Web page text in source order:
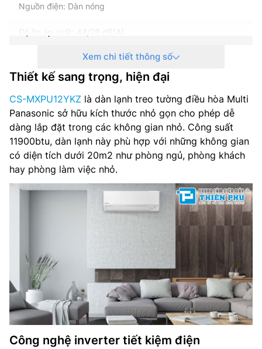
Nguồn điện: Dàn nóng
Độ ồn áp suất: 44/28 dB(A)
Lưu lượng gió: 13.1 m3/phút
Công nghệ Inverter: Có
Công nghệ Nanoe X: Có
Công nghệ NanoeG: Có
Kích thước sản phẩm(RxCxD): 770 x 290 x 209 mm
Trọng lượng sản phẩm: 8 kg
Đường kính ống(lỏng/gas): 6.35/9.52 mm
Xuất xứ: Malaysia
Xem chi tiết thông số
Thiết kế sang trọng, hiện đại
CS-MXPU12YKZ là dàn lạnh treo tường điều hòa Multi
Panasonic sở hữu kích thước nhỏ gọn cho phép dễ
dàng lắp đặt trong các không gian nhỏ. Công suất
11900btu, dàn lạnh này phù hợp với những không gian
có diện tích dưới 20m2 như phòng ngủ, phòng khách
hay phòng làm việc nhỏ.
Công nghệ inverter tiết kiệm điện